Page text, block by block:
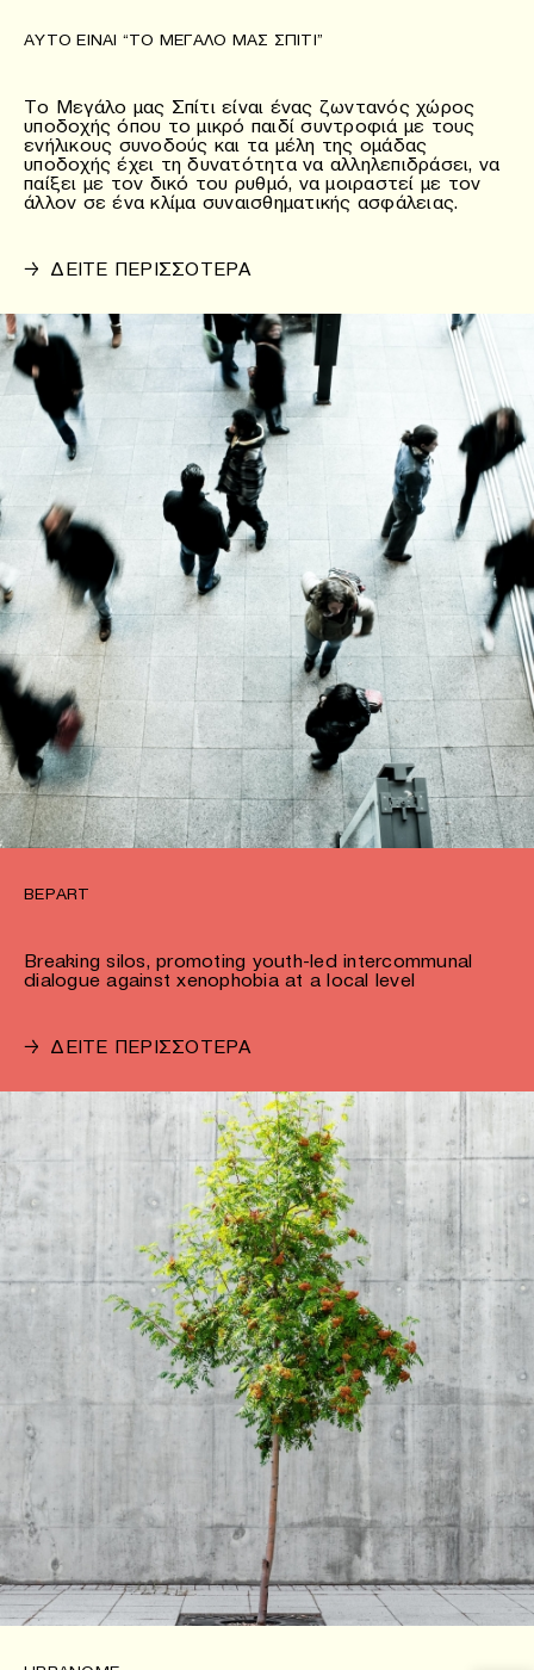
ΑΥΤΌ ΕΊΝΑΙ “ΤΟ ΜΕΓΆΛΟ ΜΑΣ ΣΠΊΤΙ”
Το Μεγάλο μας Σπίτι είναι ένας ζωντανός χώρος
υποδοχής όπου το μικρό παιδί συντροφιά με τους
ενήλικους συνοδούς και τα μέλη της ομάδας
υποδοχής έχει τη δυνατότητα να αλληλεπιδράσει, να
παίξει με τον δικό του ρυθμό, να μοιραστεί με τον
άλλον σε ένα κλίμα συναισθηματικής ασφάλειας.
→ ΔΕΙΤΕ ΠΕΡΙΣΣΟΤΕΡΑ
BEPART
Breaking silos, promoting youth-led intercommunal
dialogue against xenophobia at a local level
→ ΔΕΙΤΕ ΠΕΡΙΣΣΟΤΕΡΑ